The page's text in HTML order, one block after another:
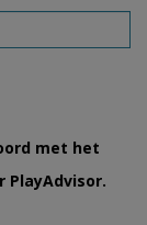
met het
PlayAdvisor.